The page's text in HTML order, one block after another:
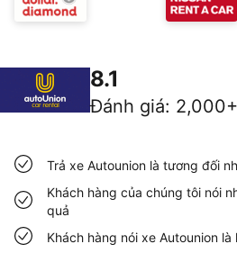
8.1
Đánh giá: 2,000+
Trả xe Autounion là tương đối
Khách hàng của chúng tôi nói
quả
Khách hàng nói xe Autounion là